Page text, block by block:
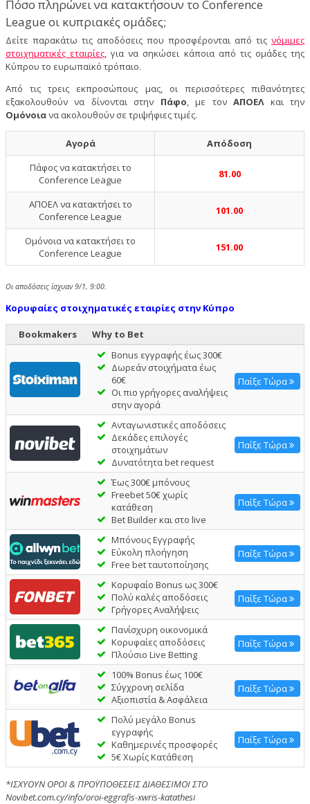
Πόσο πληρώνει να κατακτήσουν το Conference
League οι κυπριακές ομάδες;
Δείτε παρακάτω τις αποδόσεις που προσφέρονται από τις νόμιμες
στοιχηματικές εταιρίες, για να σηκώσει κάποια από τις ομάδες της
Κύπρου το ευρωπαϊκό τρόπαιο.
Από τις τρεις εκπροσώπους μας, οι περισσότερες πιθανότητες
εξακολουθούν να δίνονται στην Πάφο, με τονΑΠΟΕΛκαι την
Ομόνοιανα ακολουθούν σε τριψήφιες τιμές.
Αγορά
Απόδοση
Πάφος να κατακτήσει το
Conference League
81.00
ΑΠΟΕΛ να κατακτήσει το
Conference League
101.00
Ομόνοια να κατακτήσει το
Conference League
151.00
Οι αποδόσεις ίσχυαν 9/1, 9:00.
Κορυφαίες στοιχηματικές εταιρίες στην Κύπρο
Bookmakers
Why to Bet
Bonus εγγραφής έως 300€
Δωρεάν στοιχήματα έως
60€
Οι πιο γρήγορες αναλήψεις
στην αγορά
Παίξε Τώρα
Ανταγωνιστικές αποδόσεις
Δεκάδες επιλογές
στοιχημάτων
Δυνατότητα bet request
Παίξε Τώρα
Έως 300€ μπόνους
Freebet 50€ χωρίς
κατάθεση
Bet Builder και στο live
Παίξε Τώρα
Μπόνους Εγγραφής
Εύκολη πλοήγηση
Free bet ταυτοποίησης
Παίξε Τώρα
Κορυφαίο Bonus ως 300€
Πολύ καλές αποδόσεις
Γρήγορες Αναλήψεις
Παίξε Τώρα
Πανίσχυρη οικονομικά
Κορυφαίες αποδόσεις
Πλούσιο Live Betting
Παίξε Τώρα
100% Bonus έως 100€
Σύγχρονη σελίδα
Aξιοπιστία & Ασφάλεια
Παίξε Τώρα
Πολύ μεγάλο Bonus
εγγραφής
Καθημερινές προσφορές
5€ Χωρίς Κατάθεση
Παίξε Τώρα
*ΙΣΧΥΟΥΝ ΟΡΟΙ & ΠΡΟΫΠΟΘΕΣΕΙΣ ΔΙΑΘΕΣΙΜΟΙ ΣΤΟ
Novibet.com.cy/info/oroi-eggrafis-xwris-katathesi